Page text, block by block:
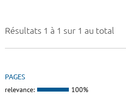
Résultats 1 à 1 sur 1 au total
PAGES
relevance: 100%